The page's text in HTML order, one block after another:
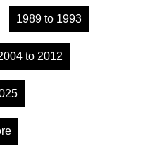
1989 to 1993
to 2012